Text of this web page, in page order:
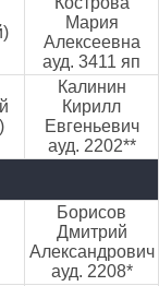
Мария
Алексеевна
ауд. 3411 яп
Калинин
Кирилл
Евгеньевич
ауд. 2202**
Борисов
Дмитрий
Александрович
ауд. 2208*